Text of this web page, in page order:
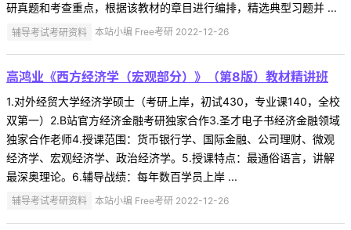
研真题和考查重点，根据该教材的章目进行编排，精选典型习题并 ...
辅导考试考研资料 本站小编 Free考研 2022-12-26
高鸿业《西方经济学（宏观部分）》（第8版）教材精讲班
1.对外经贸大学经济学硕士（考研上岸，初试430，专业课140，全校
双第一）2.B站官方经济金融考研独家合作3.圣才电子书经济金融领域
独家合作老师4.授课范围：货币银行学、国际金融、公司理财、微观
经济学、宏观经济学、政治经济学。5.授课特点：最通俗语言，讲解
最深奥理论。6.辅导战绩：每年数百学员上岸 ...
辅导考试考研资料 本站小编 Free考研 2022-12-26